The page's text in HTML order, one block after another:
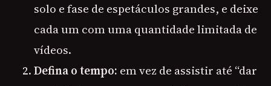
solo e fase de espetáculos grandes, e deixe
cada um com uma quantidade limitada de
vídeos.
Defina o tempo: em vez de assistir até “dar